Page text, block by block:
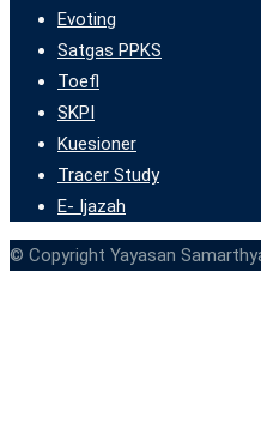
Evoting
Satgas PPKS
Toefl
SKPI
Kuesioner
Tracer Study
E- Ijazah
© Copyright Yayasan